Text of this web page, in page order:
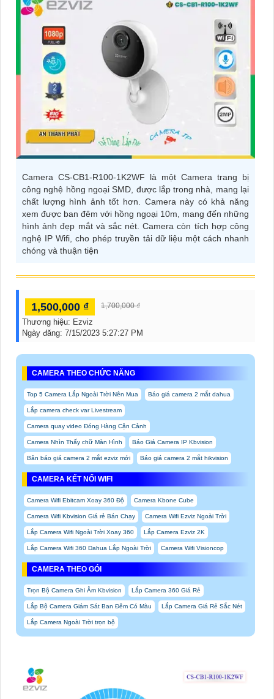
Camera CS-CB1-R100-1K2WF là một Camera trang bị
công nghệ hồng ngoại SMD, được lắp trong nhà, mang lại
chất lượng hình ảnh tốt hơn. Camera này có khả năng
xem được ban đêm với hồng ngoại 10m, mang đến những
hình ảnh đẹp mắt và sắc nét. Camera còn tích hợp công
nghệ IP Wifi, cho phép truyền tải dữ liệu một cách nhanh
chóng và thuận tiện
1,500,000 ₫ 1,700,000 ₫
Thương hiệu: Ezviz
Ngày đăng: 7/15/2023 5:27:27 PM
CAMERA THEO CHỨC NĂNG
Top 5 Camera Lắp Ngoài Trời Nên Mua Báo giá camera 2 mắt dahua
Lắp camera check var Livestream
Camera quay video Đóng Hàng Cận Cảnh
Camera Nhìn Thấy chữ Màn Hình Báo Giá Camera IP Kbvision
Bản báo giá camera 2 mắt ezviz mới Báo giá camera 2 mắt hikvision
CAMERA KẾT NỐI WIFI
Camera Wifi Ebitcam Xoay 360 Độ Camera Kbone Cube
Camera Wifi Kbvision Giá rẻ Bán Chạy Camera Wifi Ezviz Ngoài Trời
Lắp Camera Wifi Ngoài Trời Xoay 360 Lắp Camera Ezviz 2K
Lắp Camera Wifi 360 Dahua Lắp Ngoài Trời Camera Wifi Visioncop
CAMERA THEO GÓI
Trọn Bộ Camera Ghi Âm Kbvision Lắp Camera 360 Giá Rẻ
Lắp Bộ Camera Giám Sát Ban Đêm Có Màu Lắp Camera Giá Rẻ Sắc Nét
Lắp Camera Ngoài Trời trọn bộ